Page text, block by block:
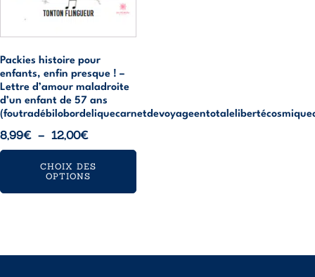
Packies histoire pour
enfants, enfin presque ! –
Lettre d’amour maladroite
d’un enfant de 57 ans
8,99€ – 12,00€Plage
de
prix :
CHOIX DES
OPTIONS
page
produit